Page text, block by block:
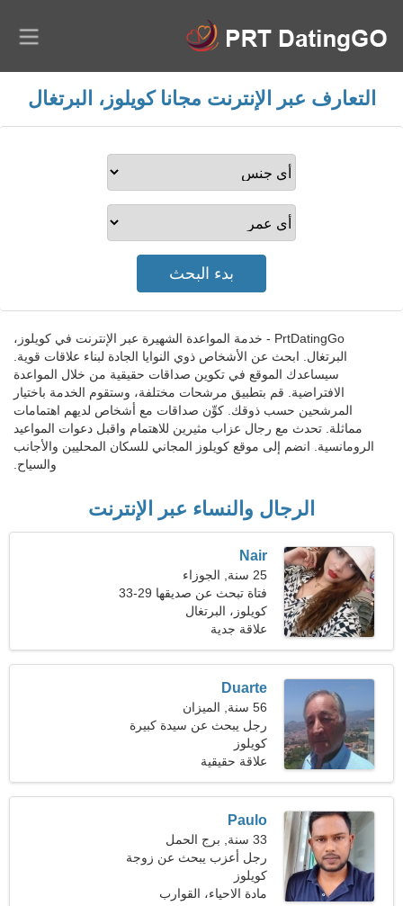
التعارف عبر الإنترنت مجانا كويلوز، البرتغال
PrtDatingGo - خدمة المواعدة الشهيرة عبر الإنترنت في كويلوز،
البرتغال. ابحث عن الأشخاص ذوي النوايا الجادة لبناء علاقات قوية.
سيساعدك الموقع في تكوين صداقات حقيقية من خلال المواعدة
الافتراضية. قم بتطبيق مرشحات مختلفة، وستقوم الخدمة باختيار
المرشحين حسب ذوقك. كوِّن صداقات مع أشخاص لديهم اهتمامات
مماثلة. تحدث مع رجال عزاب مثيرين للاهتمام واقبل دعوات المواعيد
الرومانسية. انضم إلى موقع كويلوز المجاني للسكان المحليين والأجانب
والسياح.
الرجال والنساء عبر الإنترنت
Nair
25 سنة, الجوزاء
فتاة تبحث عن صديقها 29-33
كويلوز، البرتغال
علاقة جدية
Duarte
56 سنة, الميزان
رجل يبحث عن سيدة كبيرة
44-52
كويلوز
علاقة حقيقية
Paulo
33 سنة, برج الحمل
رجل أعزب يبحث عن زوجة
كويلوز
مادة الاحياء، القوارب